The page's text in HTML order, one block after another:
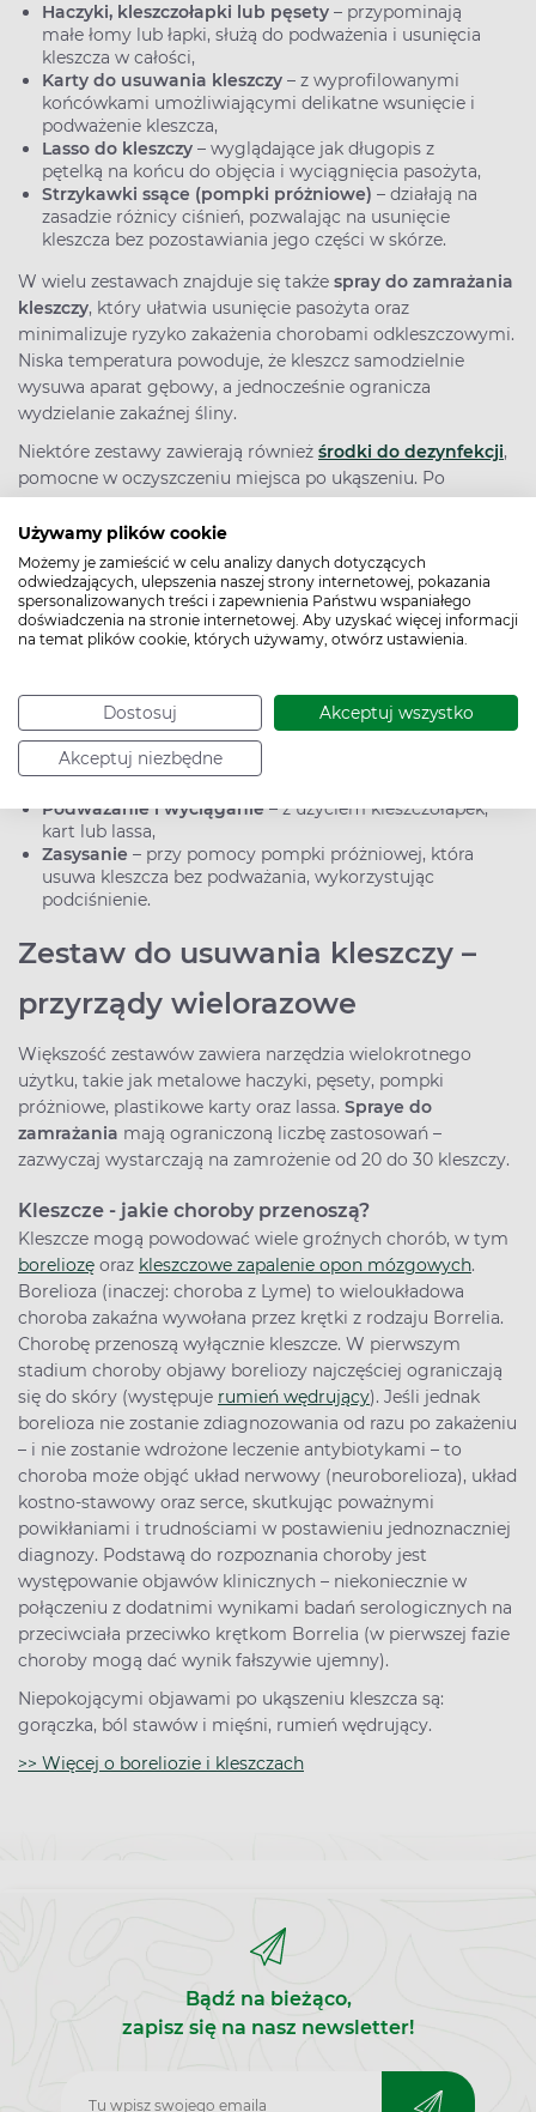
Używamy plików cookie
Możemy je zamieścić w celu analizy danych dotyczących
odwiedzających, ulepszenia naszej strony internetowej, pokazania
spersonalizowanych treści i zapewnienia Państwu wspaniałego
doświadczenia na stronie internetowej. Aby uzyskać więcej informacji
na temat plików cookie, których używamy, otwórz ustawienia.
Dostosuj Akceptuj wszystko
Akceptuj niezbędne
Haczyki, kleszczołapki lub pęsety – przypominają
małe łomy lub łapki, służą do podważenia i usunięcia
kleszcza w całości,
Karty do usuwania kleszczy – z wyprofilowanymi
końcówkami umożliwiającymi delikatne wsunięcie i
podważenie kleszcza,
Lasso do kleszczy – wyglądające jak długopis z
pętelką na końcu do objęcia i wyciągnięcia pasożyta,
Strzykawki ssące (pompki próżniowe) – działają na
zasadzie różnicy ciśnień, pozwalając na usunięcie
kleszcza bez pozostawiania jego części w skórze.
W wielu zestawach znajduje się także spray do zamrażania
kleszczy, który ułatwia usunięcie pasożyta oraz
minimalizuje ryzyko zakażenia chorobami odkleszczowymi.
Niska temperatura powoduje, że kleszcz samodzielnie
wysuwa aparat gębowy, a jednocześnie ogranicza
wydzielanie zakaźnej śliny.
Niektóre zestawy zawierają również środki do dezynfekcji,
pomocne w oczyszczeniu miejsca po ukąszeniu. Po
usunięciu kleszcza skórę należy zdezynfekować lub umyć
wodą z mydłem.
>> Preparaty po ukąszeniu owadów
Jak stosuje się przyrządy w
Usuwanie kleszcza wymaga ostrożności, aby nie
pozostawić w skórze jego fragmentów. W zależności od
typu przyrządu stosuje się dwie podstawowe metody:
Podważanie i wyciąganie– z użyciem kleszczołapek,
kart lub lassa,
Zasysanie – przy pomocy pompki próżniowej, która
usuwa kleszcza bez podważania, wykorzystując
podciśnienie.
Zestaw do usuwania kleszczy –
przyrządy wielorazowe
Większość zestawów zawiera narzędzia wielokrotnego
użytku, takie jak metalowe haczyki, pęsety, pompki
próżniowe, plastikowe karty oraz lassa. Spraye do
zamrażania mają ograniczoną liczbę zastosowań –
zazwyczaj wystarczają na zamrożenie od 20 do 30 kleszczy.
Kleszcze - jakie choroby przenoszą?
Kleszcze mogą powodować wiele groźnych chorób, w tym
boreliozę oraz kleszczowe zapalenie opon mózgowych.
Borelioza (inaczej: choroba z Lyme) to wieloukładowa
choroba zakaźna wywołana przez krętki z rodzaju Borrelia.
Chorobę przenoszą wyłącznie kleszcze. W pierwszym
stadium choroby objawy boreliozy najczęściej ograniczają
się do skóry (występuje rumień wędrujący). Jeśli jednak
borelioza nie zostanie zdiagnozowania od razu po zakażeniu
– i nie zostanie wdrożone leczenie antybiotykami – to
choroba może objąć układ nerwowy (neuroborelioza), układ
kostno-stawowy oraz serce, skutkując poważnymi
powikłaniami i trudnościami w postawieniu jednoznaczniej
diagnozy. Podstawą do rozpoznania choroby jest
występowanie objawów klinicznych – niekoniecznie w
połączeniu z dodatnimi wynikami badań serologicznych na
przeciwciała przeciwko krętkom Borrelia (w pierwszej fazie
choroby mogą dać wynik fałszywie ujemny).
Niepokojącymi objawami po ukąszeniu kleszcza są:
gorączka, ból stawów i mięśni, rumień wędrujący.
>> Więcej o boreliozie i kleszczach
Bądź na bieżąco,
zapisz się na nasz newsletter!
Zapisz